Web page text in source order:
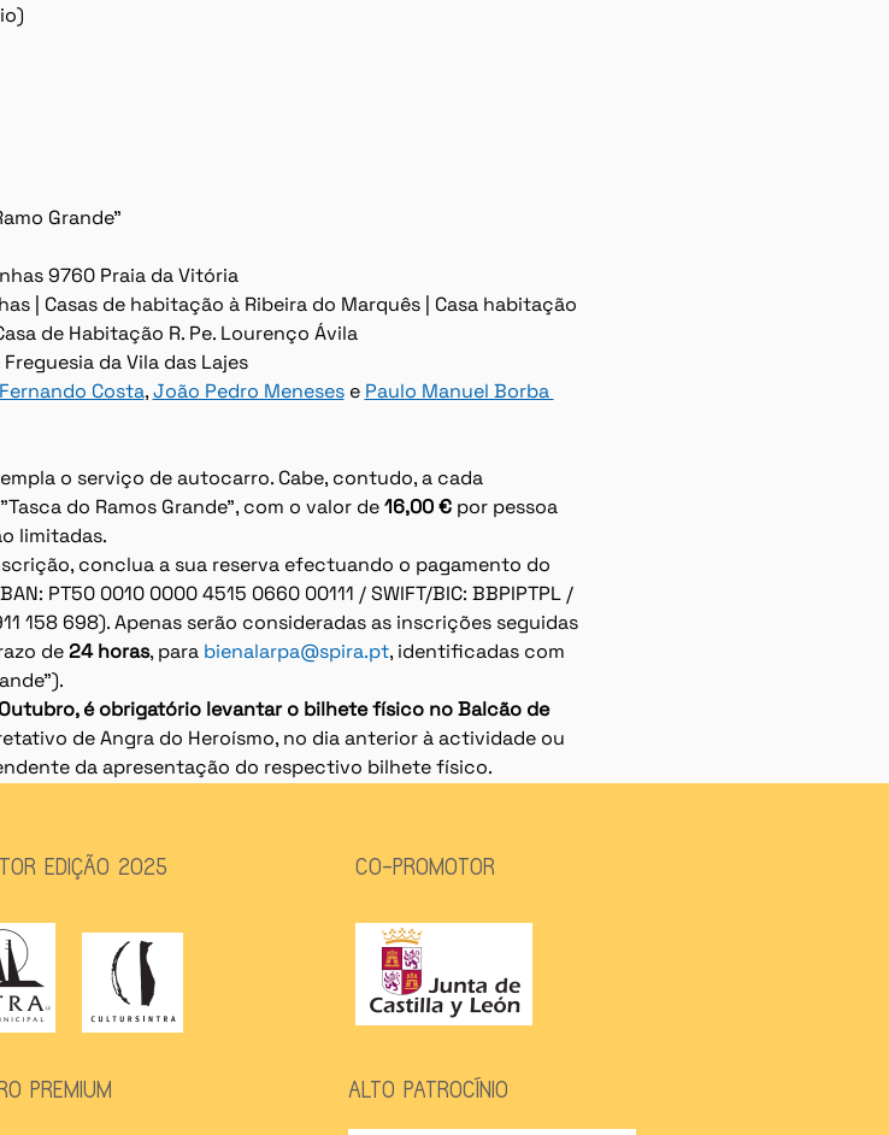
Grande"
9760 Praia da Vitória
| Casas de habitação à Ribeira do Marquês | Casa habitação
de Habitação R. Pe. Lourenço Ávila
da Vila das Lajes
Fernando Costa, João Pedro Meneses e Paulo Manuel Borba
o serviço de autocarro. Cabe, contudo, a cada
do Ramos Grande", com o valor de 16,00 € por pessoa
limitadas.
conclua a sua reserva efectuando o pagamento do
PT50 0010 0000 4515 0660 00111 / SWIFT/BIC: BBPIPTPL /
158 698). Apenas serão consideradas as inscrições seguidas
de 24 horas, para bienalarpa@spira.pt, identificadas com
Outubro, é obrigatório levantar o bilhete físico no Balcão de
de Angra do Heroísmo, no dia anterior à actividade ou
da apresentação do respectivo bilhete físico.
EDIÇÃO 2025
PREMIUM
CO-PROMOTOR
ALTO PATROCÍNIO